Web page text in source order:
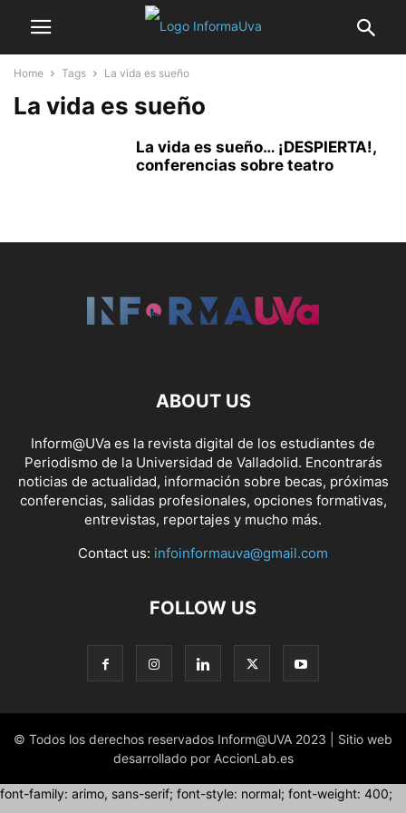
Home Tags La vida es sueño
La vida es sueño
La vida es sueño… ¡DESPIERTA!,
conferencias sobre teatro
ABOUT US
Inform@UVa es la revista digital de los estudiantes de
Periodismo de la Universidad de Valladolid. Encontrarás
noticias de actualidad, información sobre becas, próximas
conferencias, salidas profesionales, opciones formativas,
entrevistas, reportajes y mucho más.
Contact us: infoinformauva@gmail.com
FOLLOW US
© Todos los derechos reservados Inform@UVA 2023 | Sitio web
desarrollado por AccionLab.es
font-family: arimo, sans-serif; font-style: normal; font-weight: 400;